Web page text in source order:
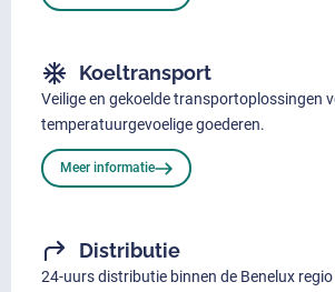
Koeltransport
Veilige en gekoelde transportoplossingen
temperatuurgevoelige goederen.
Meer informatie
Distributie
24-uurs distributie binnen de Benelux